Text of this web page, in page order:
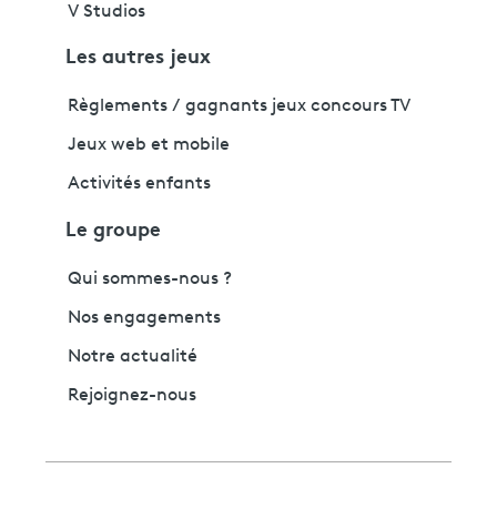
V Studios
Les autres jeux
Règlements / gagnants jeux concours TV
Jeux web et mobile
Activités enfants
Le groupe
Qui sommes-nous ?
Nos engagements
Notre actualité
Rejoignez-nous